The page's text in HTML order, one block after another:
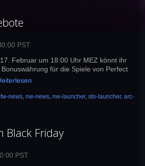
PST
Februar um 18:00 Uhr MEZ könnt ihr
für die Spiele von Perfect
fw-news, nw-news, nw-launcher, sto-launcher, arc-
Black Friday
PST